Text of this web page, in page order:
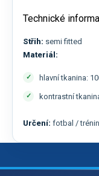
Technické
Střih: semi fitted
Materiál:
hlavní tkanina:
kontrastní
Určení: fotbal /